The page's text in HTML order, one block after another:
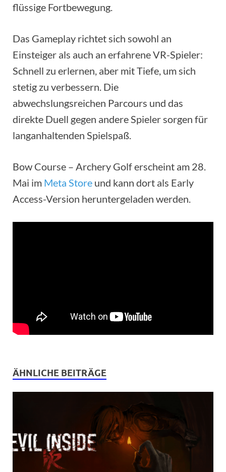
flüssige Fortbewegung.
Das Gameplay richtet sich sowohl an
Einsteiger als auch an erfahrene VR-Spieler:
Schnell zu erlernen, aber mit Tiefe, um sich
stetig zu verbessern. Die
abwechslungsreichen Parcours und das
direkte Duell gegen andere Spieler sorgen für
langanhaltenden Spielspaß.
Bow Course – Archery Golf erscheint am 28.
Mai im Meta Store und kann dort als Early
Access-Version heruntergeladen werden.
ÄHNLICHE BEITRÄGE